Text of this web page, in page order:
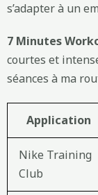
s’adapter à un
7 Minutes
courtes et
séances à ma
Application
Nike Training
Club